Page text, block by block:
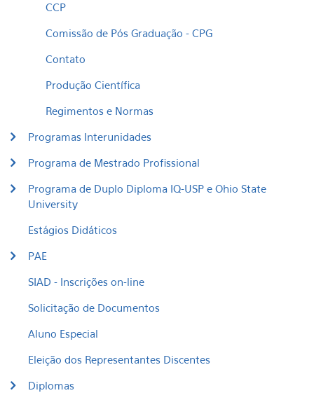
CCP
Comissão de Pós Graduação - CPG
Contato
Produção Científica
Regimentos e Normas
Programas Interunidades
Programa de Mestrado Profissional
Programa de Duplo Diploma IQ-USP e Ohio State
University
Estágios Didáticos
PAE
SIAD - Inscrições on-line
Solicitação de Documentos
Aluno Especial
Eleição dos Representantes Discentes
Diplomas